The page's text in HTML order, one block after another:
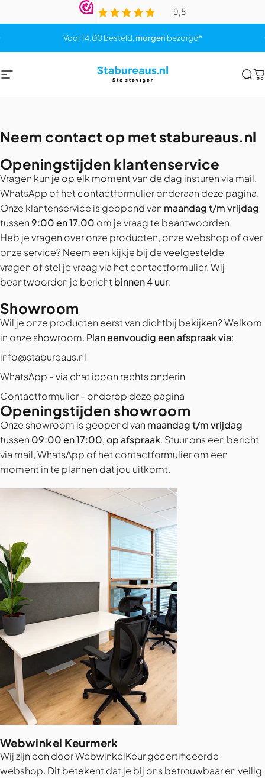
Voor 14.00 besteld, morgen bezorgd*
Site navigation Stabureaus.nl
Neem contact op met stabureaus.nl
Openingstijden klantenservice
Vragen kun je op elk moment van de dag insturen via mail,
WhatsApp of het contactformulier onderaan deze pagina.
Onze klantenservice is geopend van maandag t/m vrijdag
tussen9:00 en 17.00 om je vraag te beantwoorden.
Heb je vragen over onze producten, onze webshop of over
onze service? Neem een kijkje bij deveelgestelde
vragen of stel je vraag via het contactformulier. Wij
beantwoorden je bericht binnen 4 uur.
Showroom
Wil je onze producten eerst van dichtbij bekijken? Welkom
in onze showroom. Plan eenvoudig een afspraak via:
info@stabureaus.nl
WhatsApp - via chat icoon rechts onderin
Contactformulier - onderop deze pagina
Openingstijden showroom
Onze showroom is geopend van maandag t/m vrijdag
tussen 09:00 en 17:00,op afspraak. Stuur ons een bericht
via mail, WhatsApp of het contactformulier om een
moment in te plannen dat jou uitkomt.
Webwinkel Keurmerk
Wij zijn een door WebwinkelKeur gecertificeerde
webshop. Dit betekent dat je bij ons betrouwbaar en veilig